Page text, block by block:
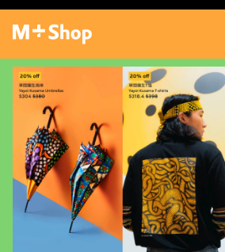
M+ Shop